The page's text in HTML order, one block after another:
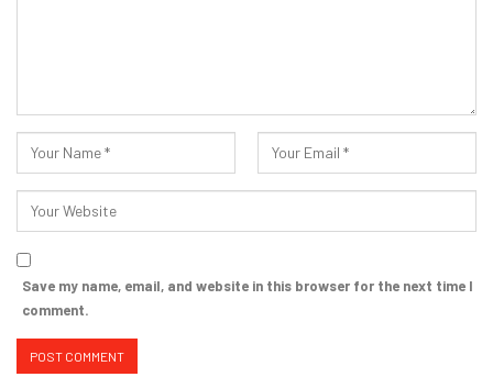
Save my name, email, and website in this browser for the next time I
comment.